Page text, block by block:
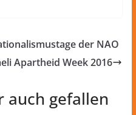
der NAO
Apartheid Week 2016
auch gefallen